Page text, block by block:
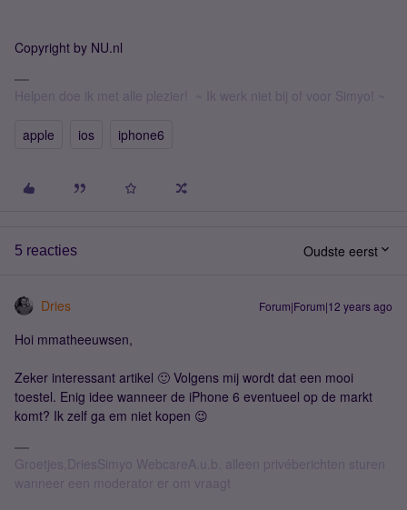
Copyright by NU.nl
Helpen doe ik met alle plezier! ~ Ik werk niet bij of voor Simyo! ~
apple ios iphone6
5 reacties Oudste eerst
Dries Forum|Forum|12 years ago
Hoi mmatheeuwsen,
Zeker interessant artikel 🙂 Volgens mij wordt dat een mooi
toestel. Enig idee wanneer de iPhone 6 eventueel op de markt
komt? Ik zelf ga em niet kopen 😉
Groetjes,DriesSimyo WebcareA.u.b. alleen privéberichten sturen
wanneer een moderator er om vraagt